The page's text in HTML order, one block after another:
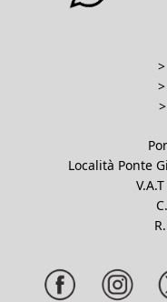
>
>
Località Ponte